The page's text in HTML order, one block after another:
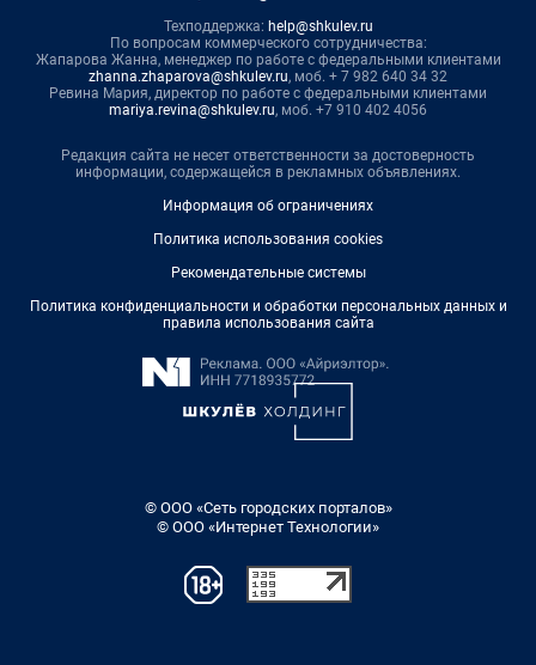
Техподдержка: help@shkulev.ru
По вопросам коммерческого сотрудничества:
Жапарова Жанна, менеджер по работе с федеральными клиентами
zhanna.zhaparova@shkulev.ru, моб. + 7 982 640 34 32
Ревина Мария, директор по работе с федеральными клиентами
mariya.revina@shkulev.ru, моб. +7 910 402 4056
Редакция сайта не несет ответственности за достоверность
информации, содержащейся в рекламных объявлениях.
Информация об ограничениях
Политика использования cookies
Рекомендательные системы
Политика конфиденциальности и обработки персональных данных и
правила использования сайта
© ООО «Сеть городских порталов»
© ООО «Интернет Технологии»